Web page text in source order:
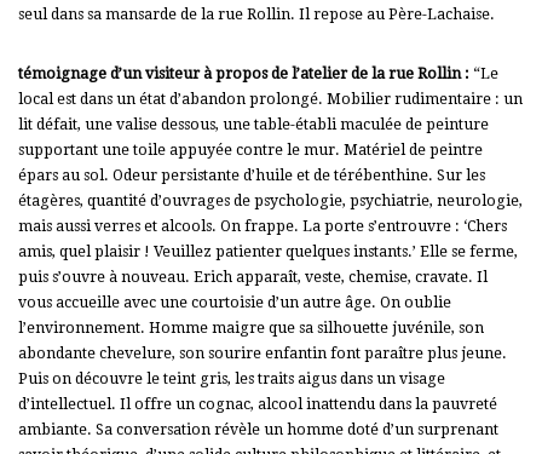
seul dans sa mansarde de la rue Rollin. Il repose au Père-Lachaise.
témoignage d’un visiteur à propos de l’atelier de la rue Rollin : “Le
local est dans un état d’abandon prolongé. Mobilier rudimentaire : un
lit défait, une valise dessous, une table-établi maculée de peinture
supportant une toile appuyée contre le mur. Matériel de peintre
épars au sol. Odeur persistante d’huile et de térébenthine. Sur les
étagères, quantité d’ouvrages de psychologie, psychiatrie, neurologie,
mais aussi verres et alcools. On frappe. La porte s’entrouvre : ‘Chers
amis, quel plaisir ! Veuillez patienter quelques instants.’ Elle se ferme,
puis s’ouvre à nouveau. Erich apparaît, veste, chemise, cravate. Il
vous accueille avec une courtoisie d’un autre âge. On oublie
l’environnement. Homme maigre que sa silhouette juvénile, son
abondante chevelure, son sourire enfantin font paraître plus jeune.
Puis on découvre le teint gris, les traits aigus dans un visage
d’intellectuel. Il offre un cognac, alcool inattendu dans la pauvreté
ambiante. Sa conversation révèle un homme doté d’un surprenant